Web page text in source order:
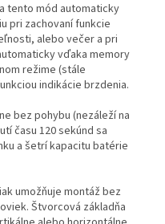
tento mód automaticky
pri zachovaní funkcie
alebo večer a pri
vďaka memory
režime (stále
indikácie brzdenia.
bez pohybu (nezáleží na
času 120 sekúnd sa
a šetrí kapacitu batérie
umožňuje montáž bez
Štvorcová základňa